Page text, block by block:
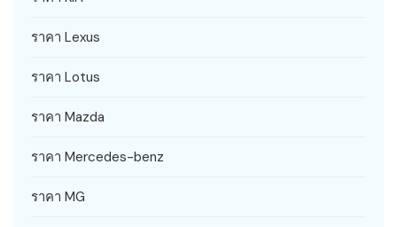
ราคา Lexus
ราคา Lotus
ราคา Mazda
ราคา Mercedes-benz
ราคา MG